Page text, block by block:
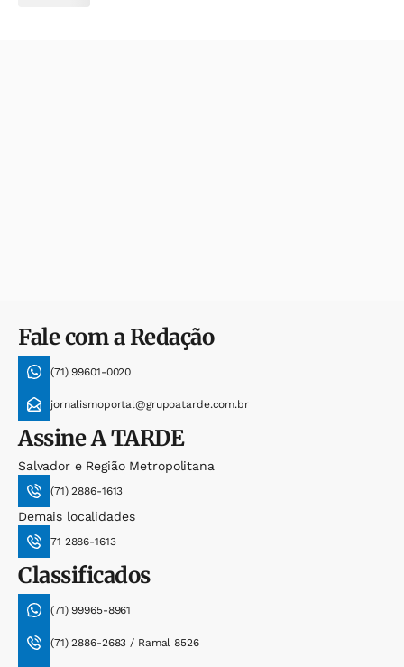
Fale com a Redação
(71) 99601-0020
jornalismoportal@grupoatarde.com.br
AssineA TARDE
Salvador e Região Metropolitana
(71) 2886-1613
Demais localidades
71 2886-1613
Classificados
(71) 99965-8961
(71) 2886-2683 / Ramal 8526